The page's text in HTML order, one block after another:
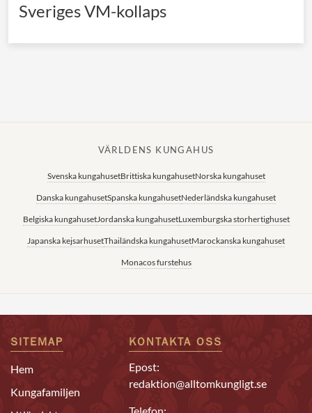
Thailändska kungahuset
Sveriges VM-kollaps
VÄRLDENS KUNGAHUS
Svenska kungahusetBrittiska kungahusetNorska kungahuset
Danska kungahusetSpanska kungahusetNederländska kungahuset
Belgiska kungahusetJordanska kungahusetLuxemburgska storhertighuset
Japanska kejsarhusetThailändska kungahusetMarockanska kungahuset
Monacos furstehus
SITEMAP
Hem
Kungafamiljen
KONTAKTA OSS
Epost:
redaktion@alltomkungligt.se